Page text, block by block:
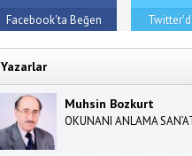
Facebook'ta Beğen
Yazarlar
Muhsin Bozkurt
OKUNANI ANLAMA
Ümi̇t Ülker
YURTTAŞ